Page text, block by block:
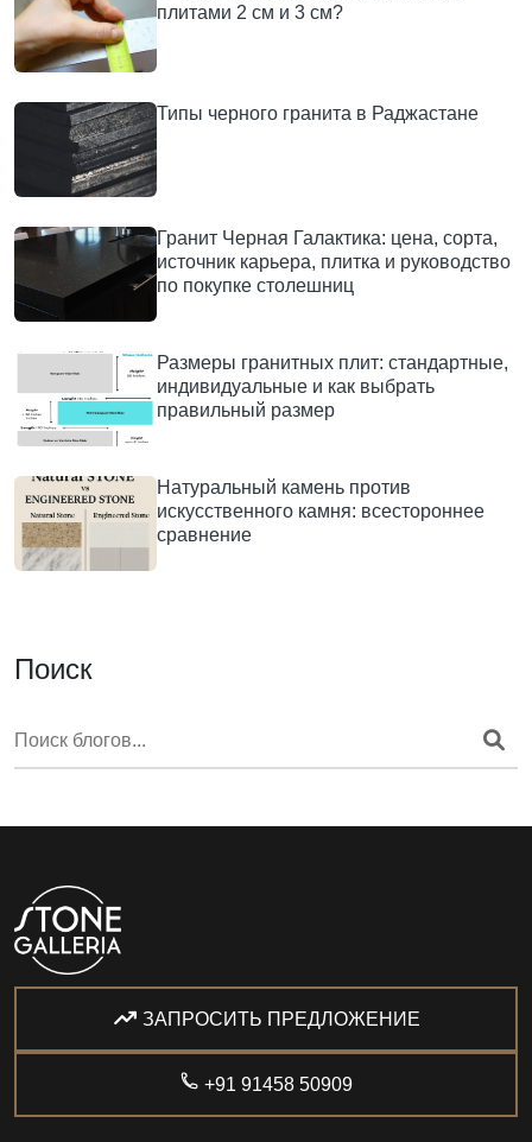
плитами 2 см и 3 см?
Типы черного гранита в Раджастане
Гранит Черная Галактика: цена, сорта,
источник карьера, плитка и руководство
по покупке столешниц
Размеры гранитных плит: стандартные,
индивидуальные и как выбрать
правильный размер
Натуральный камень против
искусственного камня: всестороннее
сравнение
Поиск
ЗАПРОСИТЬ ПРЕДЛОЖЕНИЕ
+91 91458 50909